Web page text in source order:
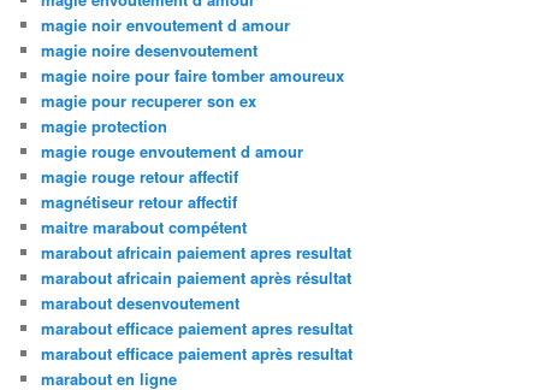
magie noir envoutement d amour
magie noire desenvoutement
magie noire pour faire tomber amoureux
magie pour recuperer son ex
magie protection
magie rouge envoutement d amour
magie rouge retour affectif
magnétiseur retour affectif
maitre marabout compétent
marabout africain paiement apres resultat
marabout africain paiement après résultat
marabout desenvoutement
marabout efficace paiement apres resultat
marabout efficace paiement après resultat
marabout en ligne